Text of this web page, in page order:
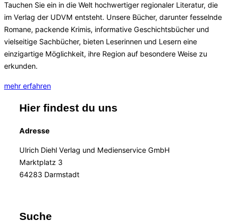
Tauchen Sie ein in die Welt hochwertiger regionaler Literatur, die
im Verlag der UDVM entsteht. Unsere Bücher, darunter fesselnde
Romane, packende Krimis, informative Geschichtsbücher und
vielseitige Sachbücher, bieten Leserinnen und Lesern eine
einzigartige Möglichkeit, ihre Region auf besondere Weise zu
erkunden.
mehr erfahren
Hier findest du uns
Adresse
Ulrich Diehl Verlag und Medienservice GmbH
Marktplatz 3
64283 Darmstadt
Suche